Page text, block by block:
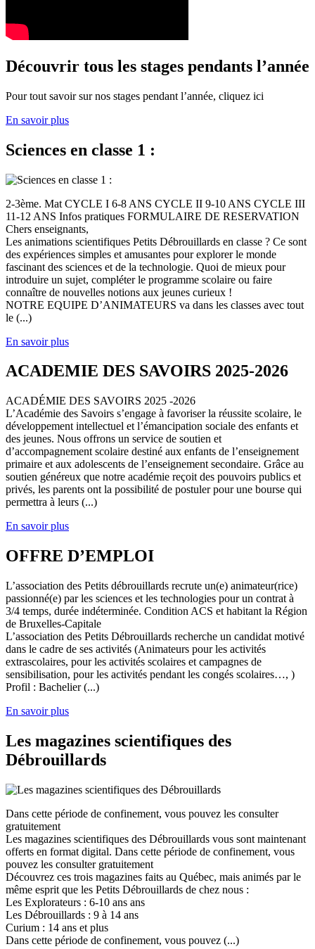
Découvrir tous les stages pendants l’année
Pour tout savoir sur nos stages pendant l’année, cliquez ici
En savoir plus
Sciences en classe 1 :
2-3ème. Mat CYCLE I 6-8 ANS CYCLE II 9-10 ANS CYCLE III
11-12 ANS Infos pratiques FORMULAIRE DE RESERVATION
Chers enseignants,
Les animations scientifiques Petits Débrouillards en classe ? Ce sont
des expériences simples et amusantes pour explorer le monde
fascinant des sciences et de la technologie. Quoi de mieux pour
introduire un sujet, compléter le programme scolaire ou faire
connaître de nouvelles notions aux jeunes curieux !
NOTRE EQUIPE D’ANIMATEURS va dans les classes avec tout
le (...)
En savoir plus
ACADEMIE DES SAVOIRS 2025-2026
ACADÉMIE DES SAVOIRS 2025 -2026
L’Académie des Savoirs s’engage à favoriser la réussite scolaire, le
développement intellectuel et l’émancipation sociale des enfants et
des jeunes. Nous offrons un service de soutien et
d’accompagnement scolaire destiné aux enfants de l’enseignement
primaire et aux adolescents de l’enseignement secondaire. Grâce au
soutien généreux que notre académie reçoit des pouvoirs publics et
privés, les parents ont la possibilité de postuler pour une bourse qui
permettra à leurs (...)
En savoir plus
OFFRE D’EMPLOI
L’association des Petits débrouillards recrute un(e) animateur(rice)
passionné(e) par les sciences et les technologies pour un contrat à
3/4 temps, durée indéterminée. Condition ACS et habitant la Région
de Bruxelles-Capitale
L’association des Petits Débrouillards recherche un candidat motivé
dans le cadre de ses activités (Animateurs pour les activités
extrascolaires, pour les activités scolaires et campagnes de
sensibilisation, pour les activités pendant les congés scolaires…, )
Profil : Bachelier (...)
En savoir plus
Les magazines scientifiques des
Débrouillards
Dans cette période de confinement, vous pouvez les consulter
gratuitement
Les magazines scientifiques des Débrouillards vous sont maintenant
offerts en format digital. Dans cette période de confinement, vous
pouvez les consulter gratuitement
Découvrez ces trois magazines faits au Québec, mais animés par le
même esprit que les Petits Débrouillards de chez nous :
Les Explorateurs : 6-10 ans ans
Les Débrouillards : 9 à 14 ans
Curium : 14 ans et plus
Dans cette période de confinement, vous pouvez (...)